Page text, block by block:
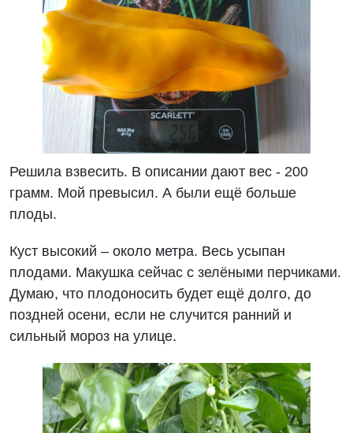
Решила взвесить. В описании дают вес - 200
грамм. Мой превысил. А были ещё больше
плоды.
Куст высокий – около метра. Весь усыпан
плодами. Макушка сейчас с зелёными перчиками.
Думаю, что плодоносить будет ещё долго, до
поздней осени, если не случится ранний и
сильный мороз на улице.